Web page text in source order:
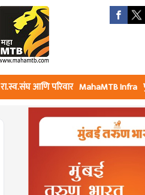
रा.स्व.संघ आणि परिवार MahaMTB Infra